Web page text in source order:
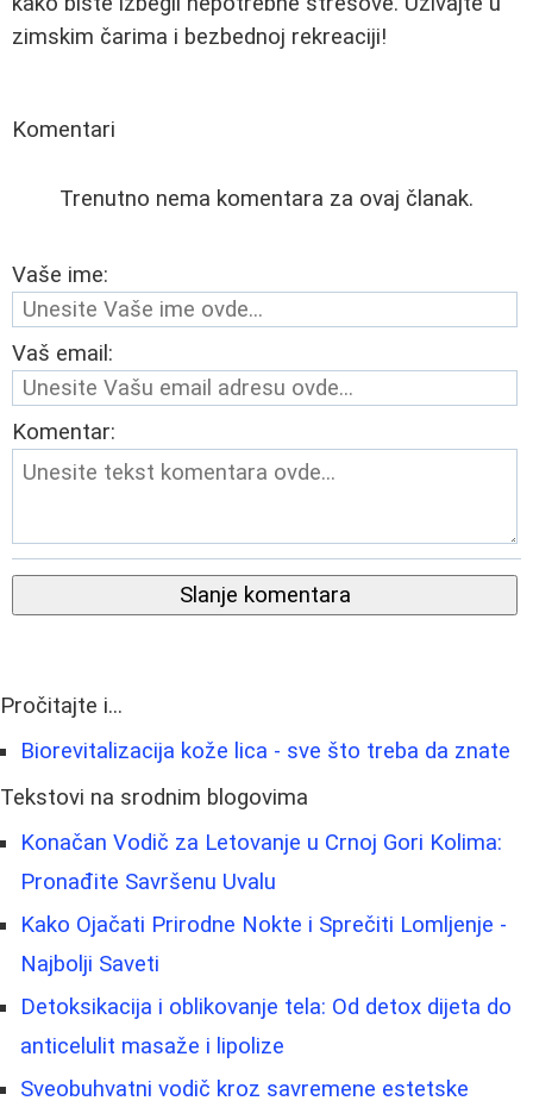
zimskim čarima i bezbednoj rekreaciji!
Komentari
Trenutno nema komentara za ovaj članak.
Vaše ime:
Vaš email:
Komentar:
Slanje komentara
Pročitajte i...
Biorevitalizacija kože lica - sve što treba da znate
Tekstovi na srodnim blogovima
Konačan Vodič za Letovanje u Crnoj Gori Kolima:
Pronađite Savršenu Uvalu
Kako Ojačati Prirodne Nokte i Sprečiti Lomljenje -
Najbolji Saveti
Detoksikacija i oblikovanje tela: Od detox dijeta do
anticelulit masaže i lipolize
Sveobuhvatni vodič kroz savremene estetske